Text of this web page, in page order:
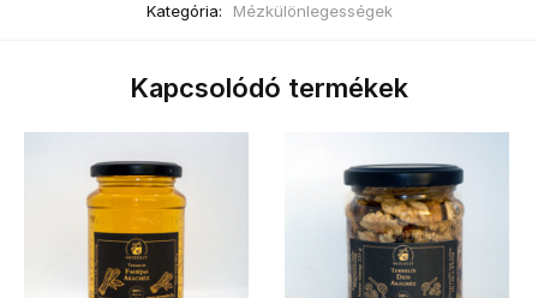
Kategória:
Mézkülönlegességek
Kapcsolódó termékek